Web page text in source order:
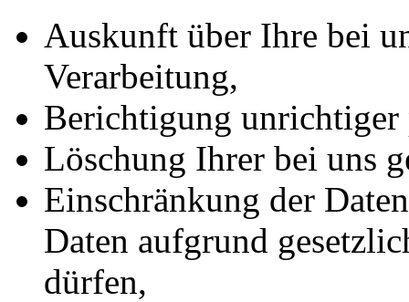
Auskunft über Ihre bei
Verarbeitung,
Berichtigung unrichtiger
Löschung Ihrer bei uns
Einschränkung der
Daten aufgrund
dürfen,